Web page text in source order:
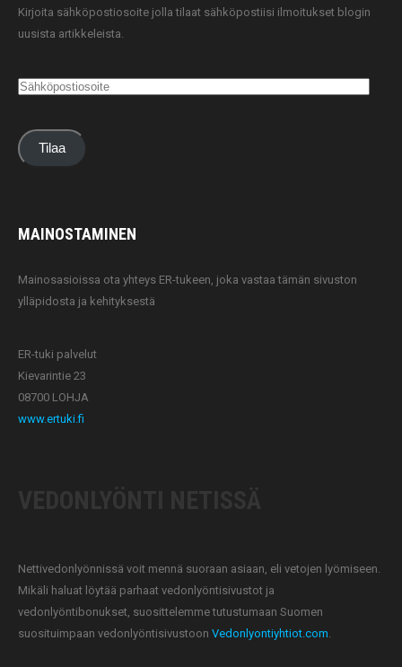
Kirjoita sähköpostiosoite jolla tilaat sähköpostiisi ilmoitukset blogin
uusista artikkeleista.
Sähköpostiosoite
Tilaa
MAINOSTAMINEN
Mainosasioissa ota yhteys ER-tukeen, joka vastaa tämän sivuston
ylläpidosta ja kehityksestä
ER-tuki palvelut
Kievarintie 23
08700 LOHJA
www.ertuki.fi
Nettivedonlyönnissä voit mennä suoraan asiaan, eli vetojen lyömiseen.
Mikäli haluat löytää parhaat vedonlyöntisivustot ja
vedonlyöntibonukset, suosittelemme tutustumaan Suomen
suosituimpaan vedonlyöntisivustoon Vedonlyontiyhtiot.com.